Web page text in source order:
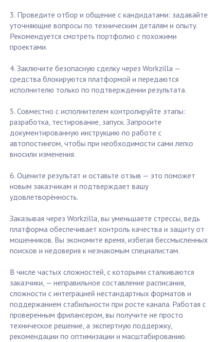
3. Проведите отбор и общение с кандидатами: задавайте
уточняющие вопросы по техническим деталям и опыту.
Рекомендуется смотреть портфолио с похожими
проектами.
4. Заключите безопасную сделку через Workzilla —
средства блокируются платформой и передаются
исполнителю только по подтверждении результата.
5. Совместно с исполнителем контролируйте этапы:
разработка, тестирование, запуск. Запросите
документированную инструкцию по работе с
автопостингом, чтобы при необходимости сами легко
вносили изменения.
6. Оцените результат и оставьте отзыв — это поможет
новым заказчикам и подтверждает вашу
удовлетворённость.
Заказывая через Workzilla, вы уменьшаете стрессы, ведь
платформа обеспечивает контроль качества и защиту от
мошенников. Вы экономите время, избегая бессмысленных
поисков и недоверия к незнакомым специалистам.
В числе частых сложностей, с которыми сталкиваются
заказчики, — неправильное составление расписания,
сложности с интеграцией нестандартных форматов и
поддержанием стабильности при росте канала. Работая с
проверенным фрилансером, вы получите не просто
техническое решение, а экспертную поддержку,
рекомендации по оптимизации и масштабированию.